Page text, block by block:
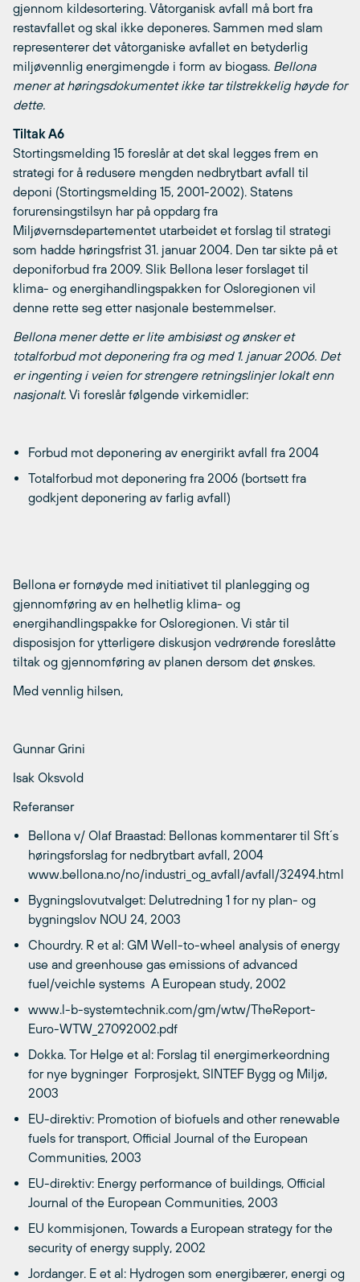
gjennom kildesortering. Våtorganisk avfall må bort fra
restavfallet og skal ikke deponeres. Sammen med slam
representerer det våtorganiske avfallet en betyderlig
miljøvennlig energimengde i form av biogass. Bellona
mener at høringsdokumentet ikke tar tilstrekkelig høyde for
dette.
Tiltak A6
Stortingsmelding 15 foreslår at det skal legges frem en
strategi for å redusere mengden nedbrytbart avfall til
deponi (Stortingsmelding 15, 2001-2002). Statens
forurensingstilsyn har på oppdarg fra
Miljøvernsdepartementet utarbeidet et forslag til strategi
som hadde høringsfrist 31. januar 2004. Den tar sikte på et
deponiforbud fra 2009. Slik Bellona leser forslaget til
klima- og energihandlingspakken for Osloregionen vil
denne rette seg etter nasjonale bestemmelser.
Bellona mener dette er lite ambisiøst og ønsker et
totalforbud mot deponering fra og med 1. januar 2006. Det
er ingenting i veien for strengere retningslinjer lokalt enn
nasjonalt. Vi foreslår følgende virkemidler:
Forbud mot deponering av energirikt avfall fra 2004
Totalforbud mot deponering fra 2006 (bortsett fra
godkjent deponering av farlig avfall)
Bellona er fornøyde med initiativet til planlegging og
gjennomføring av en helhetlig klima- og
energihandlingspakke for Osloregionen. Vi står til
disposisjon for ytterligere diskusjon vedrørende foreslåtte
tiltak og gjennomføring av planen dersom det ønskes.
Med vennlig hilsen,
Gunnar Grini
Isak Oksvold
Referanser
Bellona v/ Olaf Braastad: Bellonas kommentarer til Sft´s
høringsforslag for nedbrytbart avfall, 2004
www.bellona.no/no/industri_og_avfall/avfall/32494.html
Bygningslovutvalget: Delutredning 1 for ny plan- og
bygningslov NOU 24, 2003
Chourdry. R et al: GM Well-to-wheel analysis of energy
use and greenhouse gas emissions of advanced
fuel/veichle systems  A European study, 2002
www.l-b-systemtechnik.com/gm/wtw/TheReport-
Euro-WTW_27092002.pdf
Dokka. Tor Helge et al: Forslag til energimerkeordning
for nye bygninger  Forprosjekt, SINTEF Bygg og Miljø,
2003
EU-direktiv: Promotion of biofuels and other renewable
fuels for transport, Official Journal of the European
Communities, 2003
EU-direktiv: Energy performance of buildings, Official
Journal of the European Communities, 2003
EU kommisjonen, Towards a European strategy for the
security of energy supply, 2002
Jordanger. E et al: Hydrogen som energibærer, energi og